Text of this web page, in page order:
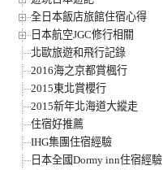
全日本飯店旅館住宿心得
日本航空JGC修行相關
北歐旅遊和飛行記錄
2016海之京都賞楓行
2015東北賞櫻行
2015新年北海道大縱走
住宿好推薦
IHG集團住宿經驗
日本全國Dormy inn住宿經驗